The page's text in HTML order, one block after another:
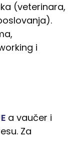
(veterinara,
i
a vaučer i
Za